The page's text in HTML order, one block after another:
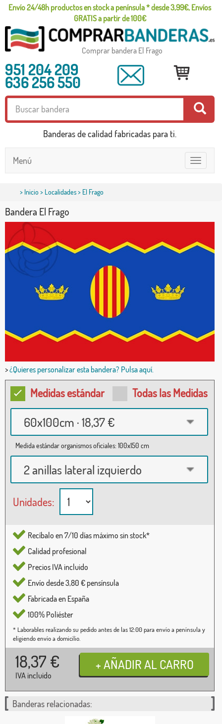
Envío 24/48h productos en stock a península * desde 3,99€, Envíos
GRATIS a partir de 100€
Comprar bandera El Frago
951 204 209
636 256 550
Banderas de calidad fabricadas para ti.
Toggle
navigation
Menú
> Inicio> Localidades> El Frago
Bandera El Frago
>¿Quieres personalizar esta bandera? Pulsa aquí.
Medidas estándar Todas las Medidas
60x100cm · 18,37 €
Medida estándar organismos oficiales: 100x150 cm
2 anillas lateral izquierdo
Unidades:
Recíbalo en 7/10 días máximo sin stock*
Calidad profesional
Precios IVA incluido
Envío desde 3,80 € pensínsula
Fabricada en España
100% Poliéster
* Laborables realizando su pedido antes de las 12:00 para envío a península y
eligiendo envío a domicilio.
18,37 €
IVA incluido
Banderas relacionadas: